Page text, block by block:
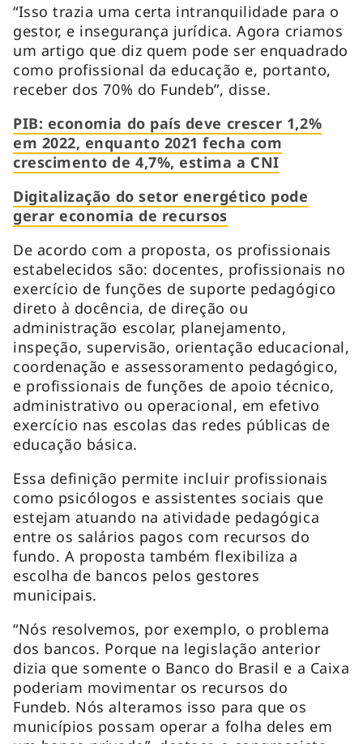
“Isso trazia uma certa intranquilidade para o
gestor, e insegurança jurídica. Agora criamos
um artigo que diz quem pode ser enquadrado
como profissional da educação e, portanto,
receber dos 70% do Fundeb”, disse.
PIB: economia do país deve crescer 1,2%
em 2022, enquanto 2021 fecha com
crescimento de 4,7%, estima a CNI
Digitalização do setor energético pode
gerar economia de recursos
De acordo com a proposta, os profissionais
estabelecidos são: docentes, profissionais no
exercício de funções de suporte pedagógico
direto à docência, de direção ou
administração escolar, planejamento,
inspeção, supervisão, orientação educacional,
coordenação e assessoramento pedagógico,
e profissionais de funções de apoio técnico,
administrativo ou operacional, em efetivo
exercício nas escolas das redes públicas de
educação básica.
Essa definição permite incluir profissionais
como psicólogos e assistentes sociais que
estejam atuando na atividade pedagógica
entre os salários pagos com recursos do
fundo. A proposta também flexibiliza a
escolha de bancos pelos gestores
municipais.
“Nós resolvemos, por exemplo, o problema
dos bancos. Porque na legislação anterior
dizia que somente o Banco do Brasil e a Caixa
poderiam movimentar os recursos do
Fundeb. Nós alteramos isso para que os
municípios possam operar a folha deles em